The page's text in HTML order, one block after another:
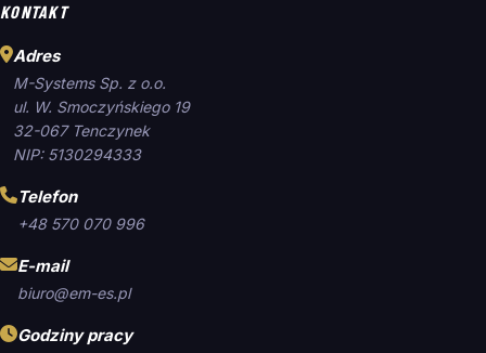
KONTAKT
Adres
M-Systems Sp. z o.o.
ul. W. Smoczyńskiego 19
32-067 Tenczynek
NIP: 5130294333
Telefon
+48 570 070 996
E-mail
biuro@em-es.pl
Godziny pracy